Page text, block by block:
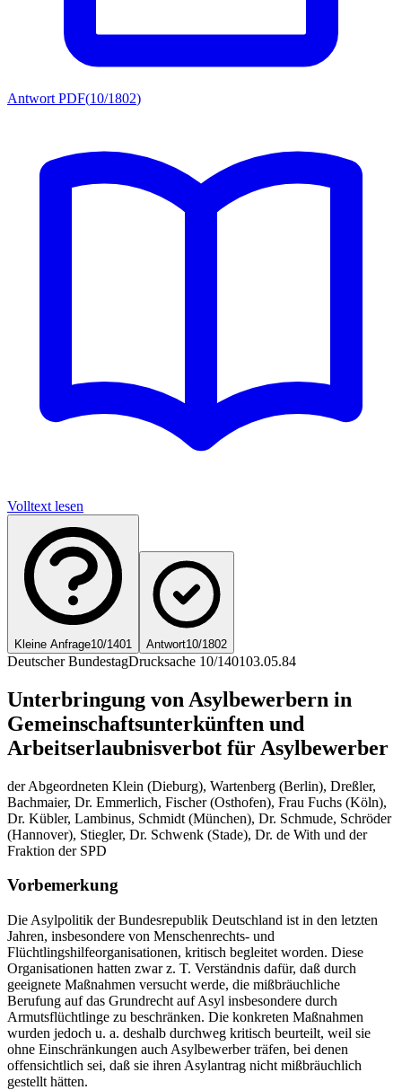
Antwort PDF(10/1802)
Volltext lesen
Kleine Anfrage10/1401 Antwort10/1802
Deutscher BundestagDrucksache 10/140103.05.84
Unterbringung von Asylbewerbern in
Gemeinschaftsunterkünften und
Arbeitserlaubnisverbot für Asylbewerber
der Abgeordneten Klein (Dieburg), Wartenberg (Berlin), Dreßler,
Bachmaier, Dr. Emmerlich, Fischer (Osthofen), Frau Fuchs (Köln),
Dr. Kübler, Lambinus, Schmidt (München), Dr. Schmude, Schröder
(Hannover), Stiegler, Dr. Schwenk (Stade), Dr. de With und der
Fraktion der SPD
Vorbemerkung
Die Asylpolitik der Bundesrepublik Deutschland ist in den letzten
Jahren, insbesondere von Menschenrechts- und
Flüchtlingshilfeorganisationen, kritisch begleitet worden. Diese
Organisationen hatten zwar z. T. Verständnis dafür, daß durch
geeignete Maßnahmen versucht werde, die mißbräuchliche
Berufung auf das Grundrecht auf Asyl insbesondere durch
Armutsflüchtlinge zu beschränken. Die konkreten Maßnahmen
wurden jedoch u. a. deshalb durchweg kritisch beurteilt, weil sie
ohne Einschränkungen auch Asylbewerber träfen, bei denen
offensichtlich sei, daß sie ihren Asylantrag nicht mißbräuchlich
gestellt hätten.